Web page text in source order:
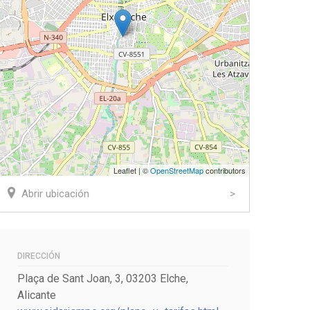
Leaflet | ©OpenStreetMapcontributors
Abrir ubicación
DIRECCIÓN
Plaça de Sant Joan, 3, 03203 Elche,
Alicante